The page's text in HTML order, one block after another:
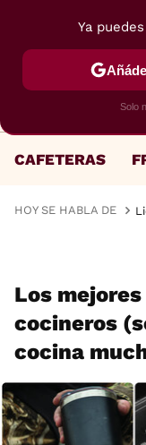
CAFETERAS
HOY SE HABLA DE
Los
cocineros
cocina
Ya
Solo